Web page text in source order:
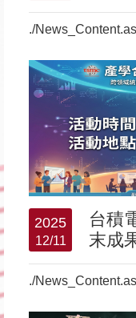
./
台積
末成
2025
12/11
./